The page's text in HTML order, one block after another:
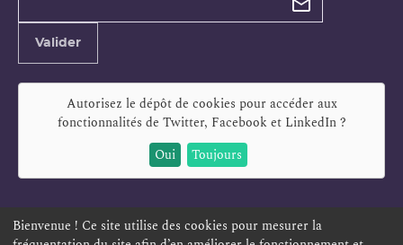
Valider
Autorisez le dépôt de cookies pour accéder aux
fonctionnalités de Twitter, Facebook et LinkedIn?
Oui
Toujours
Bienvenue ! Ce site utilise des cookies pour mesurer la